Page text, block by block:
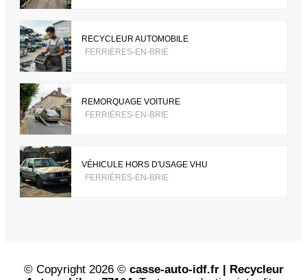
RECYCLEUR AUTOMOBILE
FERRIÈRES-EN-BRIE
REMORQUAGE VOITURE
FERRIÈRES-EN-BRIE
VÉHICULE HORS D'USAGE VHU
FERRIÈRES-EN-BRIE
© Copyright 2026 © casse-auto-idf.fr | Recycleur